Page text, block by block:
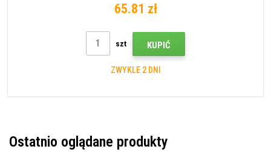
65.81 zł
szt KUPIĆ
ZWYKLE 2 DNI
Ostatnio oglądane produkty